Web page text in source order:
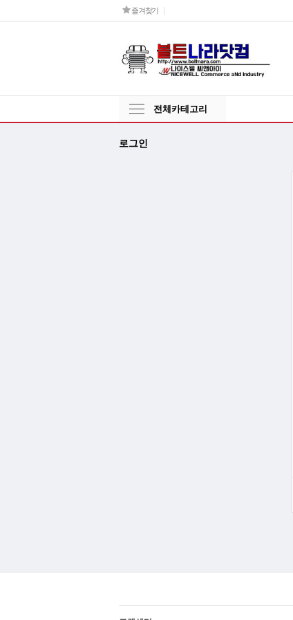
즐겨찾기
전체카테고리
로그인